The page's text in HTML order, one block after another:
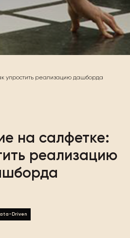
упростить реализацию дашборда
на салфетке:
реализацию
Driven